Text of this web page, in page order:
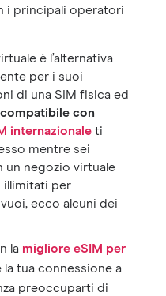
i principali operatori
è l’alternativa
per i suoi
di una SIM fisica ed
con
internazionale ti
mentre sei
un negozio virtuale
illimitati per
ecco alcuni dei
la migliore eSIM per
la tua connessione a
preoccuparti di